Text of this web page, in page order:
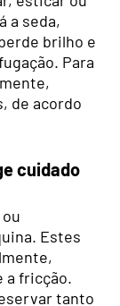
a seda,
brilho e
Para
de acordo
cuidado
Estes
a fricção.
tanto